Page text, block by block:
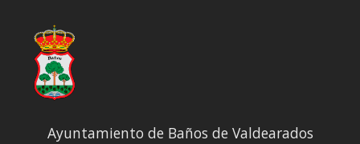
Ayuntamiento de Baños de Valdearados